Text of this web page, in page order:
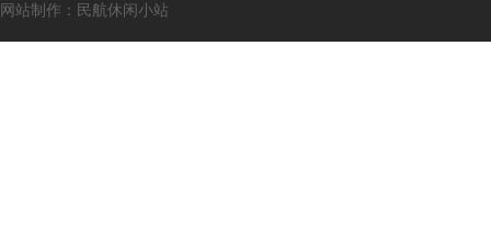
网站制作：民航休闲小站